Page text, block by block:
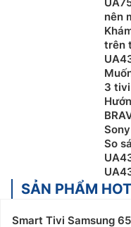
Chọn mua theo độ
giải như HD, Full HD,
màn hình tivi càng
rõ nét. Tuy nhiên, bạn
hiệu quả nhất đối với
với màn hình nhỏ sẽ
nên
trên
3
Sony
So
SẢN PHẨM HOT
Smart Tivi Samsung 65